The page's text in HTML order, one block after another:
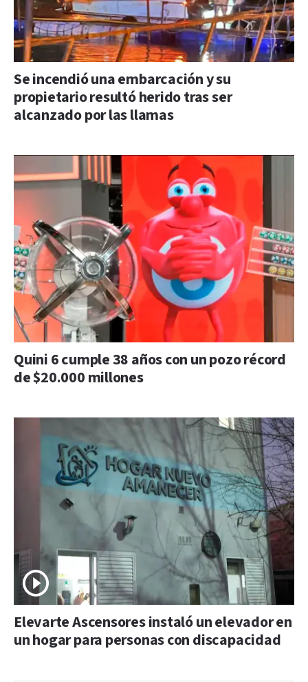
Se incendió una embarcación y su
propietario resultó herido tras ser
alcanzado por las llamas
Quini 6 cumple 38 años con un pozo récord
de $20.000 millones
Elevarte Ascensores instaló un elevador en
un hogar para personas con discapacidad